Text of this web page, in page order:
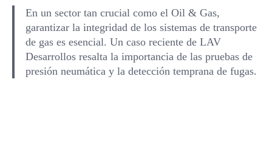
En un sector tan crucial como el Oil & Gas,
garantizar la integridad de los sistemas de transporte
de gas es esencial. Un caso reciente de LAV
Desarrollos resalta la importancia de las pruebas de
presión neumática y la detección temprana de fugas.